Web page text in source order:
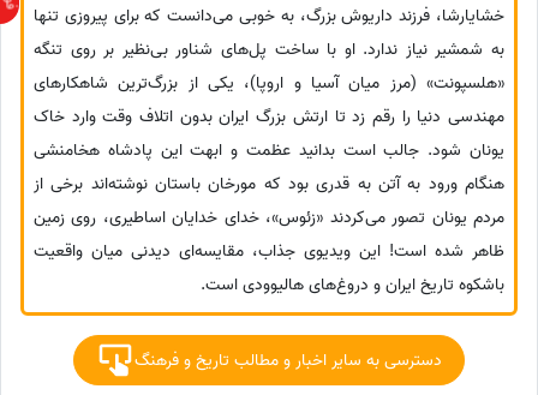
خشایارشا، فرزند داریوش بزرگ، به خوبی می‌دانست که برای پیروزی تنها
به شمشیر نیاز ندارد. او با ساخت پل‌های شناور بی‌نظیر بر روی تنگه
«هلسپونت» (مرز میان آسیا و اروپا)، یکی از بزرگ‌ترین شاهکارهای
مهندسی دنیا را رقم زد تا ارتش بزرگ ایران بدون اتلاف وقت وارد خاک
یونان شود. جالب است بدانید عظمت و ابهت این پادشاه هخامنشی
هنگام ورود به آتن به قدری بود که مورخان باستان نوشته‌اند برخی از
مردم یونان تصور می‌کردند «زئوس»، خدای خدایان اساطیری، روی زمین
ظاهر شده است! این ویدیوی جذاب، مقایسه‌ای دیدنی میان واقعیت
باشکوه تاریخ ایران و دروغ‌های هالیوودی است.
دسترسی به سایر اخبار و مطالب تاریخ و فرهنگ